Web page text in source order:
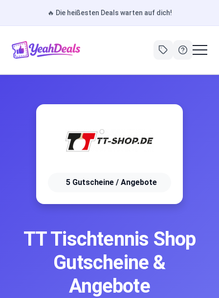
🔥 Die heißesten Deals warten auf dich!
5 Gutscheine / Angebote
TT Tischtennis Shop
Gutscheine &
Angebote